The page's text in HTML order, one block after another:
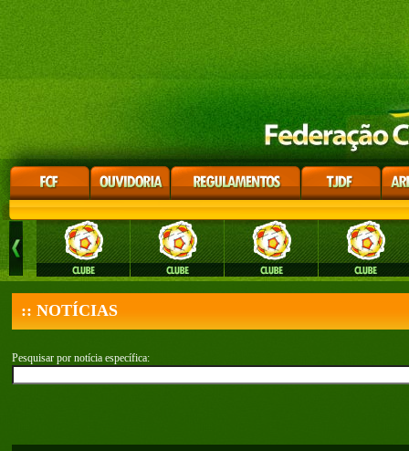
:: NOTÍCIAS
Pesquisar por notícia específica: